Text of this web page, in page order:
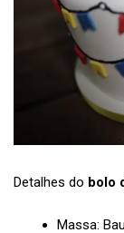
Detalhes do bolo
Massa: